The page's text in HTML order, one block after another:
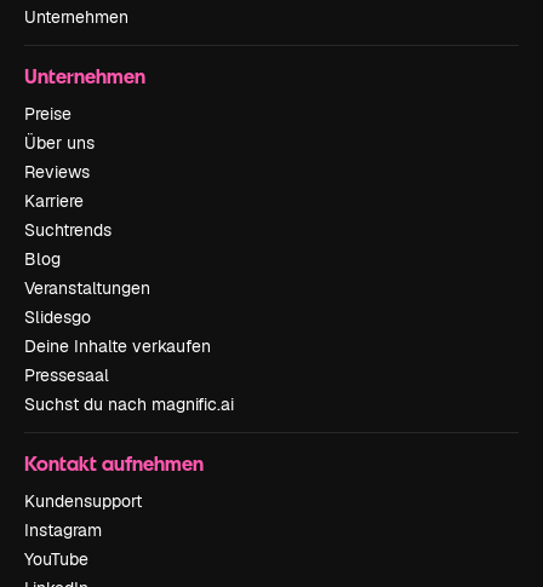
Unternehmen
Unternehmen
Preise
Über uns
Reviews
Karriere
Suchtrends
Blog
Veranstaltungen
Slidesgo
Deine Inhalte verkaufen
Pressesaal
Suchst du nach magnific.ai
Kontakt aufnehmen
Kundensupport
Instagram
YouTube